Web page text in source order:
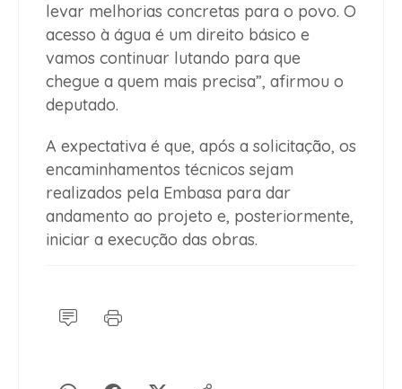
levar melhorias concretas para o povo. O
acesso à água é um direito básico e
vamos continuar lutando para que
chegue a quem mais precisa”, afirmou o
deputado.
A expectativa é que, após a solicitação, os
encaminhamentos técnicos sejam
realizados pela Embasa para dar
andamento ao projeto e, posteriormente,
iniciar a execução das obras.